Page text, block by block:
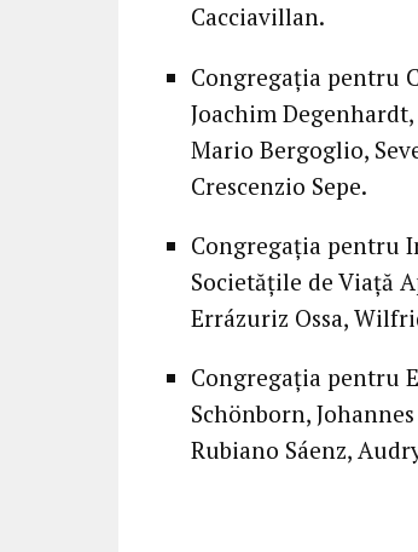
Cacciavillan.
Congregaţia pentru
Joachim
Mario Bergoglio,
Crescenzio Sepe.
Congregaţia pentru
Societăţile de Viaţă
Errázuriz Ossa,
Congregaţia pentru
Schönborn,
Rubiano Sáenz,